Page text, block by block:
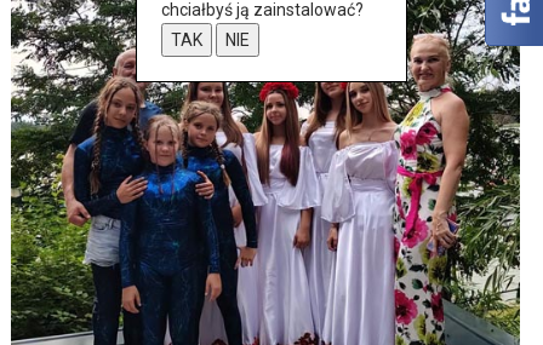
chciałbyś ją zainstalować?
TAK
NIE